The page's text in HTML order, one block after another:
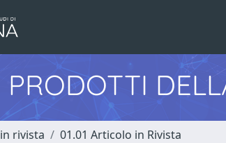
rivista 01.01 Articolo in Rivista